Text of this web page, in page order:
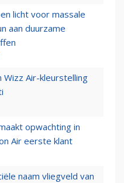
licht voor massale
aan duurzame
Wizz Air-kleurstelling
opwachting in
Air eerste klant
naam vliegveld van